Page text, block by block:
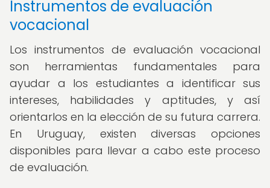
Instrumentos de evaluación
vocacional
Los instrumentos de evaluación vocacional
son herramientas fundamentales para
ayudar a los estudiantes a identificar sus
intereses, habilidades y aptitudes, y así
orientarlos en la elección de su futura carrera.
En Uruguay, existen diversas opciones
disponibles para llevar a cabo este proceso
de evaluación.